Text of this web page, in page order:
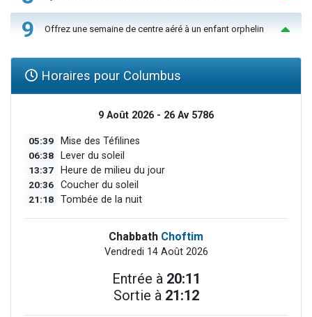
9 Offrez une semaine de centre aéré à un enfant orphelin
Horaires pour Columbus
9 Août 2026 - 26 Av 5786
05:39 Mise des Téfilines
06:38 Lever du soleil
13:37 Heure de milieu du jour
20:36 Coucher du soleil
21:18 Tombée de la nuit
Chabbath Choftim
Vendredi 14 Août 2026
Entrée à 20:11
Sortie à 21:12